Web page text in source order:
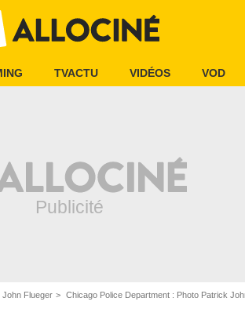
TVACTU VIDÉOS VOD
John Flueger Chicago Police Department : Photo Patrick